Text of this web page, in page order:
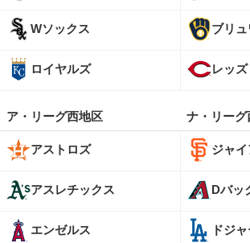
Wソックス
ロイヤルズ
ア・リーグ西地区
アストロズ
アスレチックス
エンゼルス
ブリ
レッズ
ナ・リーグ
ジャ
Dバッ
ドジ